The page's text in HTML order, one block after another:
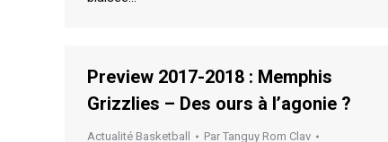
Preview 2017-2018 : Memphis
Grizzlies – Des ours à l’agonie ?
Actualité Basketball Par Tanguy Rom Clav